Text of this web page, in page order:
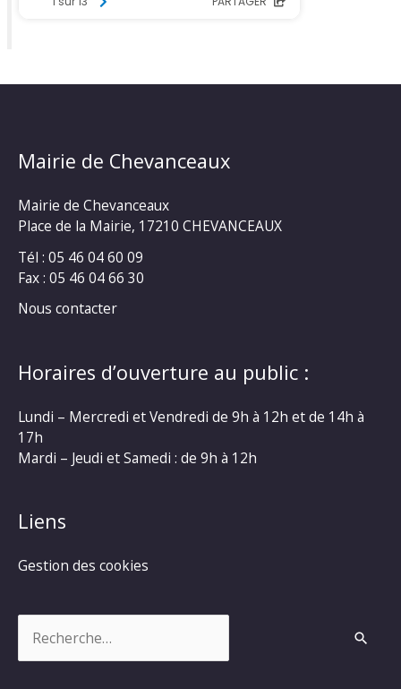
Mairie de Chevanceaux
Mairie de Chevanceaux
Place de la Mairie, 17210 CHEVANCEAUX
Tél : 05 46 04 60 09
Fax : 05 46 04 66 30
Nous contacter
Horaires d’ouverture au public :
Lundi – Mercredi et Vendredi de 9h à 12h et de 14h à
17h
Mardi – Jeudi et Samedi : de 9h à 12h
Liens
Gestion des cookies